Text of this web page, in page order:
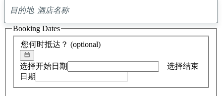
找
到
您何时抵达？ (optional)
选择开始日期
选择结束
日期
Booking Dates